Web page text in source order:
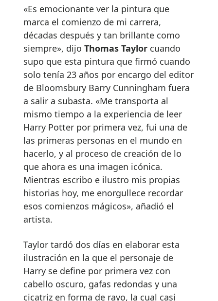
«Es emocionante ver la pintura que
marca el comienzo de mi carrera,
décadas después y tan brillante como
siempre», dijo Thomas Taylor cuando
supo que esta pintura que firmó cuando
solo tenía 23 años por encargo del editor
de Bloomsbury Barry Cunningham fuera
a salir a subasta. «Me transporta al
mismo tiempo a la experiencia de leer
Harry Potter por primera vez, fui una de
las primeras personas en el mundo en
hacerlo, y al proceso de creación de lo
que ahora es una imagen icónica.
Mientras escribo e ilustro mis propias
historias hoy, me enorgullece recordar
esos comienzos mágicos», añadió el
artista.
Taylor tardó dos días en elaborar esta
ilustración en la que el personaje de
Harry se define por primera vez con
cabello oscuro, gafas redondas y una
cicatriz en forma de rayo, la cual casi